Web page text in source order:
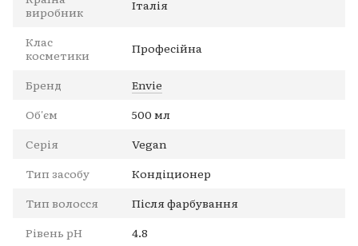
виробник
Італія
Клас
косметики
Професійна
Бренд
Envie
Об'єм
500 мл
Серія
Vegan
Тип засобу
Кондіционер
Тип волосся
Після фарбування
Рівень pH
4.8